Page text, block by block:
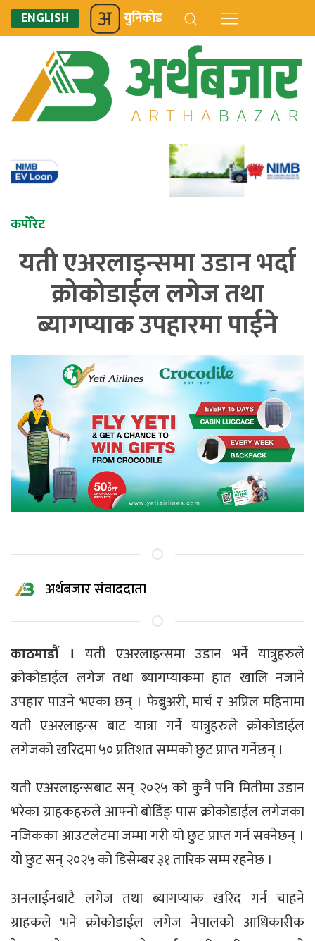
ENGLISH युनिकोड
कर्पोरेट
यती एअरलाइन्समा उडान भर्दा
क्रोकोडाईल लगेज तथा
ब्यागप्याक उपहारमा पाईने
अर्थबजार संवाददाता
काठमाडौं । यती एअरलाइन्समा उडान भर्ने यात्रुहरुले
क्रोकोडाईल लगेज तथा ब्यागप्याकमा हात खालि नजाने
उपहार पाउने भएका छन् । फेब्रुअरी, मार्च र अप्रिल महिनामा
यती एअरलाइन्स बाट यात्रा गर्ने यात्रुहरुले क्रोकोडाईल
लगेजको खरिदमा ५० प्रतिशत सम्मको छुट प्राप्त गर्नेछन् ।
यती एअरलाइन्सबाट सन् २०२५ को कुनै पनि मितीमा उडान
भरेका ग्राहकहरुले आफ्नो बोर्डिङ् पास क्रोकोडाईल लगेजका
नजिकका आउटलेटमा जम्मा गरी यो छुट प्राप्त गर्न सक्नेछन् ।
यो छुट सन् २०२५ को डिसेम्बर ३१ तारिक सम्म रहनेछ ।
अनलाईनबाटै लगेज तथा ब्यागप्याक खरिद गर्न चाहने
ग्राहकले भने क्रोकोडाईल लगेज नेपालको आधिकारीक